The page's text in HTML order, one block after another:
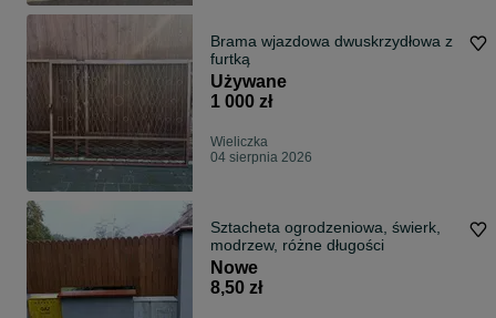
Brama wjazdowa dwuskrzydłowa z
furtką
Używane
1 000 zł
Wieliczka
04 sierpnia 2026
Sztacheta ogrodzeniowa, świerk,
modrzew, różne długości
Nowe
8,50 zł